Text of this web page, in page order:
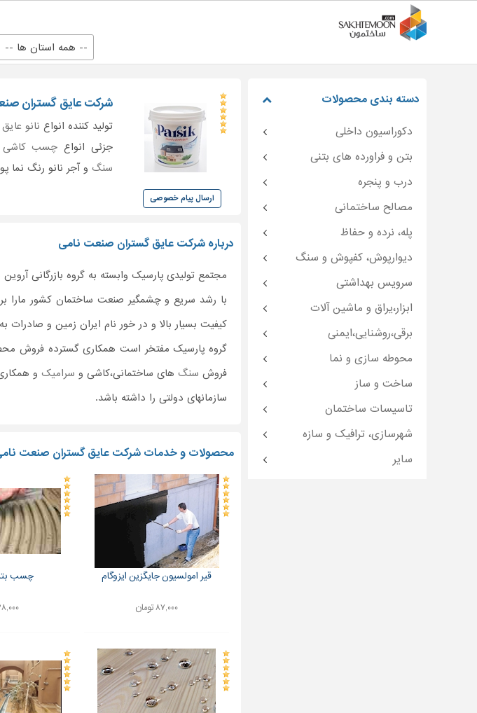
-- همه استان ها --
ارسال پیام خصوصی
شرکت عایق گستران
تولید کننده انواع نانو عایق
جزئی انواع چسب کاشی
سنگ و آجر نانو رنگ
درباره شرکت عایق گستران صنعت نامی
مجتمع تولیدی پارسیک وابسته به گروه بازرگانی آروین در سال ۱۳۸۶ برای رفع نیاز صنعت ساختمان
با رشد سریع و چشمگیر صنعت ساختمان کشور مارا بر
کیفیت بسیار بالا و در خور نام ایران زمین و
گروه پارسیک مفتخر است همکاری گسترده فروش
فروش سنگ های ساختمانی،کاشی و سرامیک و
سازمانهای دولتی را داشته باشد.
محصولات و خدمات شرکت عایق گستران صنعت
قیر امولسیون جایگزین ایزوگام
۸۷,۰۰۰ تومان
چسب
۲۸,۰۰۰
دسته بندی محصولات
دکوراسیون داخلی
بتن و فراورده های بتنی
درب و پنجره
مصالح ساختمانی
پله، نرده و حفاظ
دیوارپوش، کفپوش و سنگ
سرویس بهداشتی
ابزار،یراق و ماشین آلات
برقی،روشنایی،ایمنی
محوطه سازی و نما
ساخت و ساز
تاسیسات ساختمان
شهرسازی، ترافیک و سازه
سایر